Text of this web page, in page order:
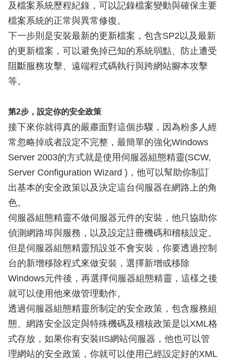
及檔案系統歷程紀錄，可以記錄檔案變動與確保主要
檔案系統的正常與異常修復。
下一步則是安裝最新的更新檔案，包含SP2以及最新
的更新檔案，可以避免掉已知的系統弱點、防止遭受
阻斷服務攻擊、遠端程式碼執行與跨網站腳本攻擊
等。
第2步，設定你的安全政策
接下來你就得真的嚴肅面對這個步驟，因為粉多人經
常忽略掉或者設定不完整，最簡單的強化Windows
Server 2003的方式就是使用伺服器組態精靈(SCW,
Server Configuration Wizard )，他可以幫助你制訂
出基本的安全政策以及決定這台伺服器在網路上的角
色。
伺服器組態精靈不做伺服器元件的安裝，他只協助你
偵測網路埠與服務，以及設定註冊機碼和稽核設定。
但是伺服器組態精靈預設並不會安裝，你要透過控制
台的新增移除程式來做安裝，選擇新增或移除
Windows元件後，再選擇伺服器組態精靈，這樣之後
就可以使用他來做管理動作。
透過伺服器組態精靈所制定的安全政策，包含服務組
態、網路安全設定與特殊機碼及稽核政策是以XML格
式存放，如果你有安裝IIS網站伺服器，他也可以管
理網站的安全政策，你就可以使用已經設定好的XML